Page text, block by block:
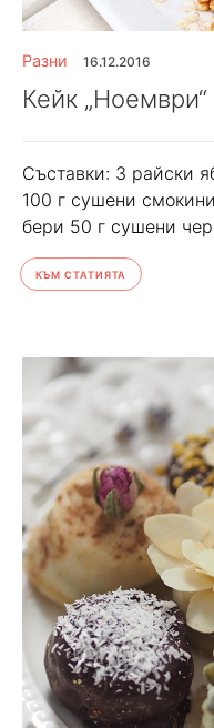
Разни 16.12.2016
Кейк „Ноември“
Съставки: 3 райски
100 г сушени
бери 50 г сушени
КЪМ СТАТИЯТА